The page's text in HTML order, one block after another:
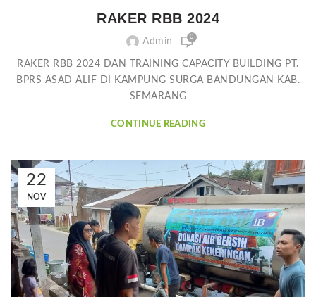
RAKER RBB 2024
Admin 0
RAKER RBB 2024 DAN TRAINING CAPACITY BUILDING PT.
BPRS ASAD ALIF DI KAMPUNG SURGA BANDUNGAN KAB.
SEMARANG
CONTINUE READING
22
NOV